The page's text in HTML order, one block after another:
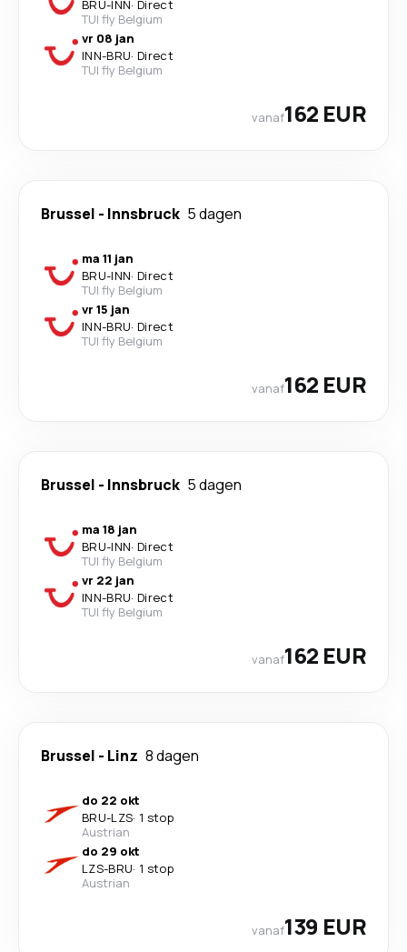
BRU-INN· Direct
TUI fly Belgium
vr 08 jan
INN-BRU· Direct
TUI fly Belgium
vanaf162 EUR
Brussel - Innsbruck 5 dagen
ma 11 jan
BRU-INN· Direct
TUI fly Belgium
vr 15 jan
INN-BRU· Direct
TUI fly Belgium
vanaf162 EUR
Brussel - Innsbruck 5 dagen
ma 18 jan
BRU-INN· Direct
TUI fly Belgium
vr 22 jan
INN-BRU· Direct
TUI fly Belgium
vanaf162 EUR
Brussel - Linz 8 dagen
do 22 okt
BRU-LZS· 1 stop
Austrian
do 29 okt
LZS-BRU· 1 stop
Austrian
vanaf139 EUR